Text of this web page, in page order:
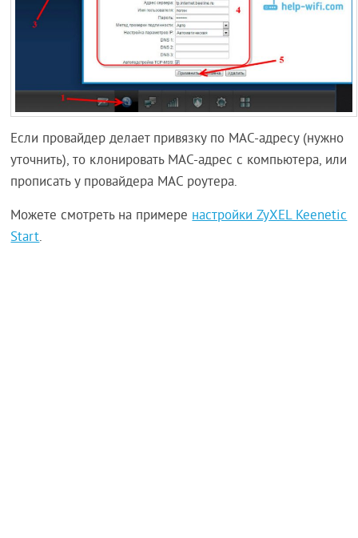
Если провайдер делает привязку по MAC-адресу (нужно
уточнить), то клонировать MAC-адрес с компьютера, или
прописать у провайдера MAC роутера.
Можете смотреть на примеренастройки ZyXEL Keenetic
Start.